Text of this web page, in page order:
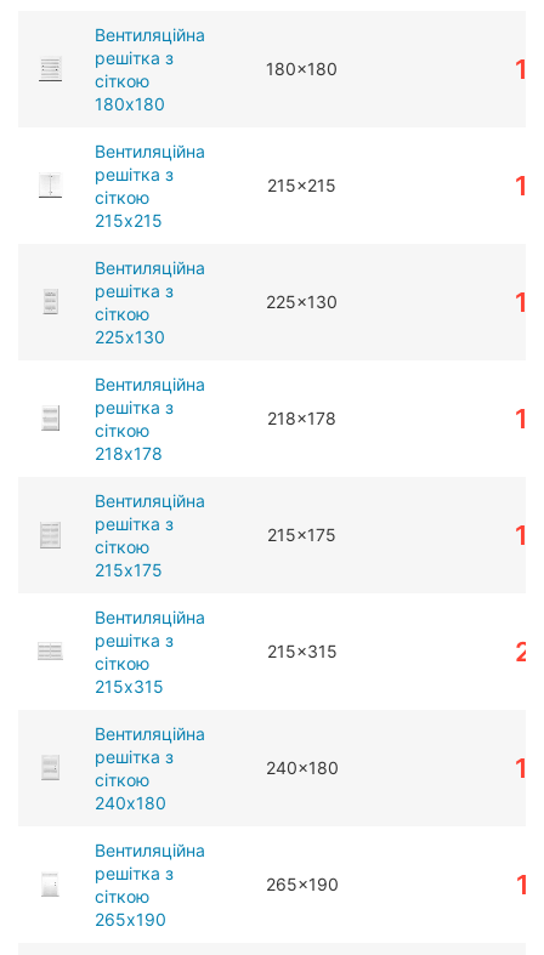
Вентиляційна
решітка з
сіткою
180x180
180x180
Вентиляційна
решітка з
сіткою
215x215
215x215
Вентиляційна
решітка з
сіткою
225x130
225x130
Вентиляційна
решітка з
сіткою
218x178
218x178
Вентиляційна
решітка з
сіткою
215x175
215x175
Вентиляційна
решітка з
сіткою
215x315
215x315
Вентиляційна
решітка з
сіткою
240x180
240x180
Вентиляційна
решітка з
сіткою
265x190
265x190